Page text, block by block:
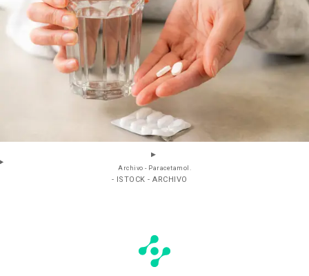
Archivo - Paracetamol.
- ISTOCK - ARCHIVO